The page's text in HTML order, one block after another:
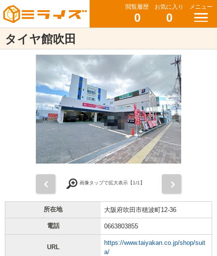
閲覧履歴
0
お気に入り
0
メニュー
タイヤ館吹田
画像タップで拡大表示【1/1】
所在地 大阪府吹田市穂波町12-36
電話 0663803855
URL
https://www.taiyakan.co.jp/shop/suit
a/